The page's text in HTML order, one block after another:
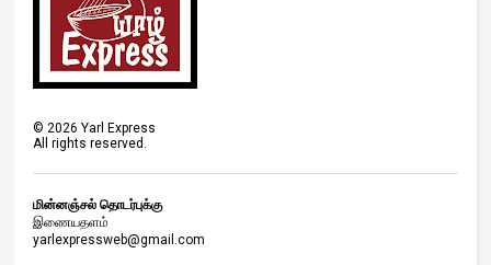
©2026 Yarl Express
All rights reserved.
மின்னஞ்சல் தொடர்புக்கு
இணையதளம்
yarlexpressweb@gmail.com